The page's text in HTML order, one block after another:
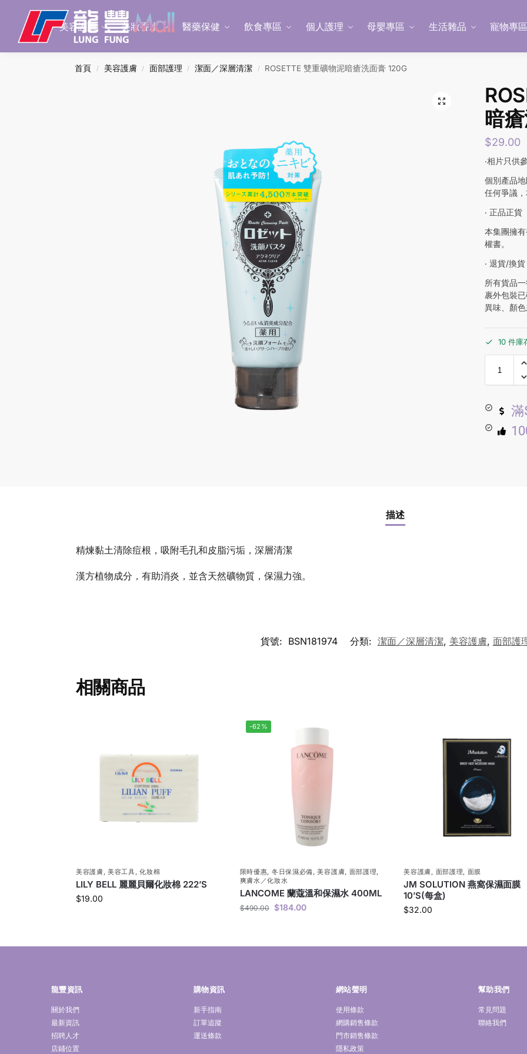
美容護膚 美妝香水 醫藥保健 飲食專區 個人護理 母嬰專區 生活雜品 寵物專
Search
首頁 / 美容護膚 / 面部護理 / 潔面／深層清潔 / ROSETTE 雙重礦物泥暗瘡洗面膏 120G
暗
$29.00
‧相片只供
個別產品
任何爭議
‧ 正品正貨
本集團擁
權書。
‧ 退貨/換貨
所有貨品
裹外包裝
異味、顏
10 件庫
滿
描述
精煉黏土清除痘根，吸附毛孔和皮脂污垢，深層清潔
漢方植物成分，有助消炎，並含天然礦物質，保濕力強。
貨號: BSN181974 分類: 潔面／深層清潔, 美容護膚, 面部護
相關商品
美容護膚,美容工具,化妝棉
LILY BELL 麗麗貝爾化妝棉 222’S
$19.00
-62%
限時優惠, 冬日保濕必備,美容護膚, 面部護理,
爽膚水／化妝水
LANCOME 蘭蔻溫和保濕水 400ML
$490.00 $184.00
美容護膚, 面部護理, 面膜
JM SOLUTION 燕窩保濕面膜
10’S(每盒)
$32.00
龍豐資訊
關於我們
最新資訊
招聘人才
店鋪位置
購物資訊
新手指南
訂單追蹤
運送條款
網站聲明
使用條款
網購銷售條款
門市銷售條款
隱私政策
幫助我們
常見問題
聯絡我們